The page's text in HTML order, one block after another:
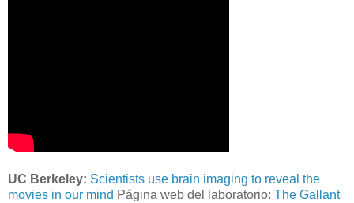
UC Berkeley: Scientists use brain imaging to reveal the
movies in our mind Página web del laboratorio: The Gallant